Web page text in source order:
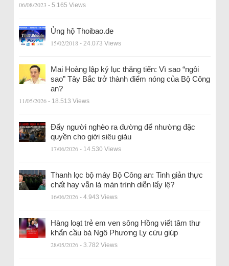
06/08/2023 - 5.165 Views
Ủng hộ Thoibao.de
15/02/2018 - 24.073 Views
Mai Hoàng lập kỷ lục thăng tiến: Vì sao “ngôi
sao” Tây Bắc trở thành điểm nóng của Bộ Công
an?
11/05/2026 - 18.513 Views
Đẩy người nghèo ra đường để nhường đặc
quyền cho giới siêu giàu
17/06/2026 - 14.530 Views
Thanh lọc bộ máy Bộ Công an: Tinh giản thực
chất hay vẫn là màn trình diễn lấy lệ?
16/06/2026 - 4.943 Views
Hàng loạt trẻ em ven sông Hồng viết tâm thư
khẩn cầu bà Ngô Phương Ly cứu giúp
28/05/2026 - 3.782 Views